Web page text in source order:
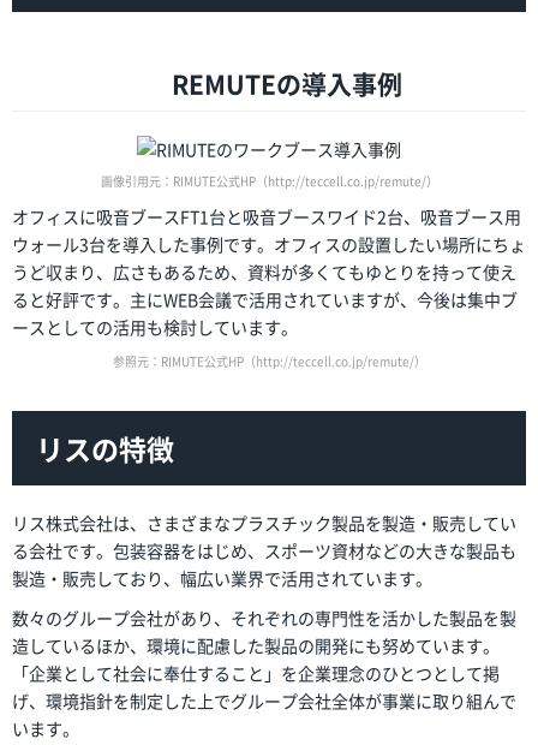
REMUTEの導入事例
画像引用元：RIMUTE公式HP（http://teccell.co.jp/remute/）
オフィスに吸音ブースFT1台と吸音ブースワイド2台、吸音ブース用
ウォール3台を導入した事例です。オフィスの設置したい場所にちょ
うど収まり、広さもあるため、資料が多くてもゆとりを持って使え
ると好評です。主にWEB会議で活用されていますが、今後は集中ブ
ースとしての活用も検討しています。
参照元：RIMUTE公式HP（http://teccell.co.jp/remute/）
リスの特徴
リス株式会社は、さまざまなプラスチック製品を製造・販売してい
る会社です。包装容器をはじめ、スポーツ資材などの大きな製品も
製造・販売しており、幅広い業界で活用されています。
数々のグループ会社があり、それぞれの専門性を活かした製品を製
造しているほか、環境に配慮した製品の開発にも努めています。
「企業として社会に奉仕すること」を企業理念のひとつとして掲
げ、環境指針を制定した上でグループ会社全体が事業に取り組んで
います。